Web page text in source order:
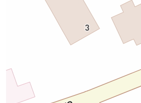
Доставка за межі України
Прийом вантажів